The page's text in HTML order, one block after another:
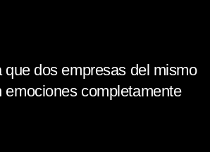
que dos empresas del mismo
emociones completamente